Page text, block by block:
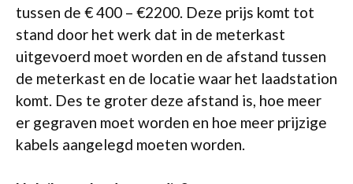
tussen de € 400 – €2200. Deze prijs komt tot
stand door het werk dat in de meterkast
uitgevoerd moet worden en de afstand tussen
de meterkast en de locatie waar het laadstation
komt. Des te groter deze afstand is, hoe meer
er gegraven moet worden en hoe meer prijzige
kabels aangelegd moeten worden.